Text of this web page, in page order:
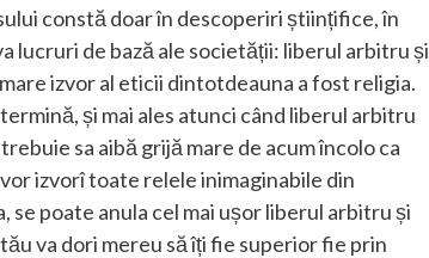
constă doar în descoperiri științifice, în
lucruri de bază ale societății: liberul arbitru și
izvor al eticii dintotdeauna a fost religia.
și mai ales atunci când liberul arbitru
sa aibă grijă mare de acum încolo ca
izvorî toate relele inimaginabile din
se poate anula cel mai ușor liberul arbitru și
va dori mereu să îți fie superior fie prin